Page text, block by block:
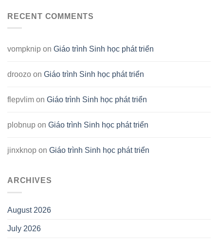
RECENT COMMENTS
vompknip on Giáo trình Sinh học phát triển
droozo on Giáo trình Sinh học phát triển
flepvlim on Giáo trình Sinh học phát triển
plobnup on Giáo trình Sinh học phát triển
jinxknop on Giáo trình Sinh học phát triển
ARCHIVES
August 2026
July 2026